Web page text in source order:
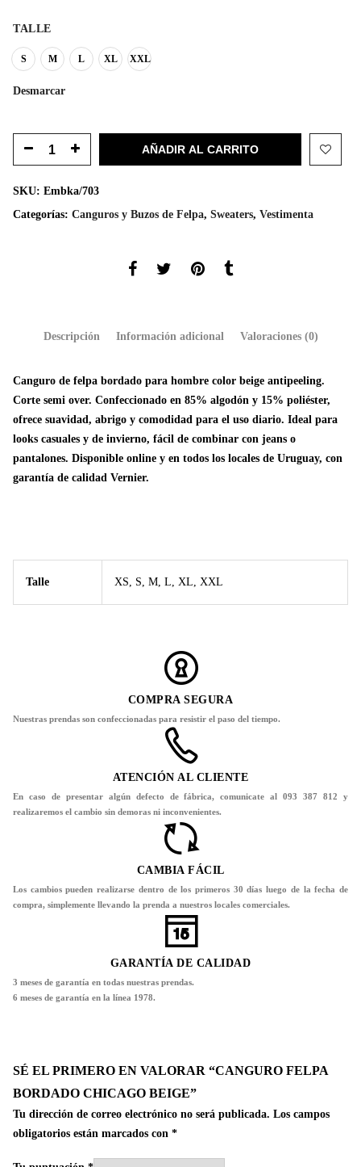
TALLE
S M L XL XXL
Desmarcar
AÑADIR AL CARRITO
SKU: Embka/703
Categorías: Canguros y Buzos de Felpa, Sweaters, Vestimenta
Descripción Información adicional Valoraciones (0)
Canguro de felpa bordado para hombre color beige antipeeling.
Corte semi over. Confeccionado en 85% algodón y 15% poliéster,
ofrece suavidad, abrigo y comodidad para el uso diario. Ideal para
looks casuales y de invierno, fácil de combinar con jeans o
pantalones. Disponible online y en todos los locales de Uruguay, con
garantía de calidad Vernier.
Talle XS, S, M, L, XL, XXL
COMPRA SEGURA
Nuestras prendas son confeccionadas para resistir el paso del tiempo.
ATENCIÓN AL CLIENTE
En caso de presentar algún defecto de fábrica, comunicate al 093 387 812 y
realizaremos el cambio sin demoras ni inconvenientes.
CAMBIA FÁCIL
Los cambios pueden realizarse dentro de los primeros 30 días luego de la fecha de
compra, simplemente llevando la prenda a nuestros locales comerciales.
GARANTÍA DE CALIDAD
3 meses de garantía en todas nuestras prendas.
6 meses de garantía en la línea 1978.
SÉ EL PRIMERO EN VALORAR “CANGURO FELPA
BORDADO CHICAGO BEIGE”
Tu dirección de correo electrónico no será publicada. Los campos
obligatorios están marcados con *